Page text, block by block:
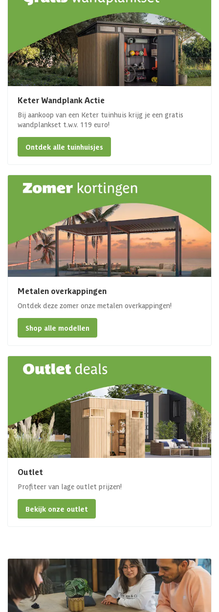
Keter Wandplank Actie
Bij aankoop van een Keter tuinhuis krijg je een gratis
wandplankset t.w.v. 119 euro!
Ontdek alle tuinhuisjes
Metalen overkappingen
Ontdek deze zomer onze metalen overkappingen!
Shop alle modellen
Outlet
Profiteer van lage outlet prijzen!
Bekijk onze outlet